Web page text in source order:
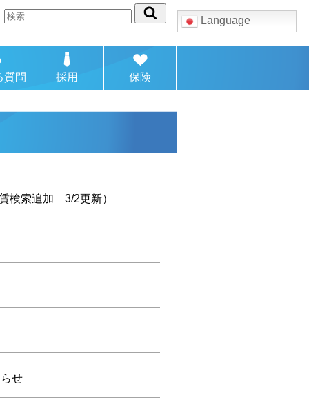
Language
検
索:
質問 採用 保険
検索追加 3/2更新）
せ